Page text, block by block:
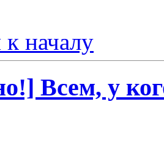
началу
Всем, у